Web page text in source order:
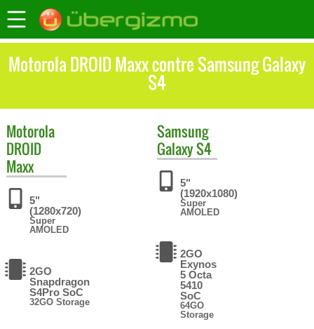
Motorola DROID Maxx contre Samsung Galaxy
S4
Motorola
DROID
Maxx
5"
(1280x720)
Super
AMOLED
2GO
Snapdragon
S4Pro SoC
32GO Storage
Samsung
Galaxy S4
5"
(1920x1080)
Super
AMOLED
2GO
Exynos
5 Octa
5410
SoC
64GO
Storage